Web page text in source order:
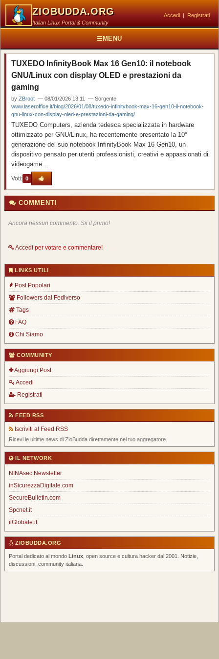
ZIOBUDDA.ORG
Italian Linux Portal & Community
Accedi | Registrati
MENU
TUXEDO InfinityBook Max 16 Gen10: il notebook
GNU/Linux con display OLED e prestazioni da
gaming
by ZBroot — 08/01/2026 13:11 — Sorgente:
www.laseroffice.it/blog/2026/01/08/tuxedo-infinitybook-max-16-gen10-il-notebook-
gnu-linux-con-display-oled-e-prestazioni-da-gaming/
TUXEDO Computers, azienda tedesca specializzata in hardware
ottimizzato per GNU/Linux, ha recentemente presentato la 10°
generazione del suo notebook InfinityBook Max 16 Gen10, un
dispositivo pensato per utenti professionisti, creativi e appassionati di
videogame...
Voti: 0
COMMENTI
Ancora nessun commento. Sii il primo!
Accedi per votare e commentare!
LINKS UTILI
Post Popolari
Followers dal Fediverso
Tags
FAQ
Chi Siamo
COMMUNITY
Aggiungi Post
Accedi
Registrati
FEED RSS
Iscriviti al Feed RSS
Ricevi le ultime news di ZioBudda direttamente nel tuo aggregatore.
IL NETWORK
NINAsec Newsletter
inSicurezzaDigitale.com
SecureBulletin.com
Spcnet.it
ilGlobale.it
ZIOBUDDA.ORG
Portal dedicato al mondo Linux , open source e cultura hacker dal 2001. Notizie,
discussioni, community italiana.